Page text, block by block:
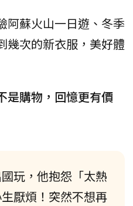
阿蘇火山一日遊、冬季
幾次的新衣服，美好體
是購物，回憶更有價
玩，他抱怨「太熱
厭煩！突然不想再